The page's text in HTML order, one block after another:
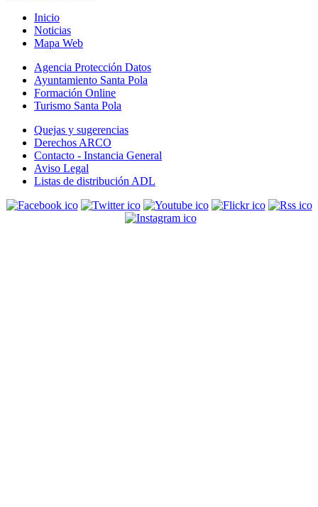
Inicio
Noticias
Mapa Web
Agencia Protección Datos
Ayuntamiento Santa Pola
Formación Online
Turismo Santa Pola
Quejas y sugerencias
Derechos ARCO
Contacto - Instancia General
Aviso Legal
Listas de distribución ADL